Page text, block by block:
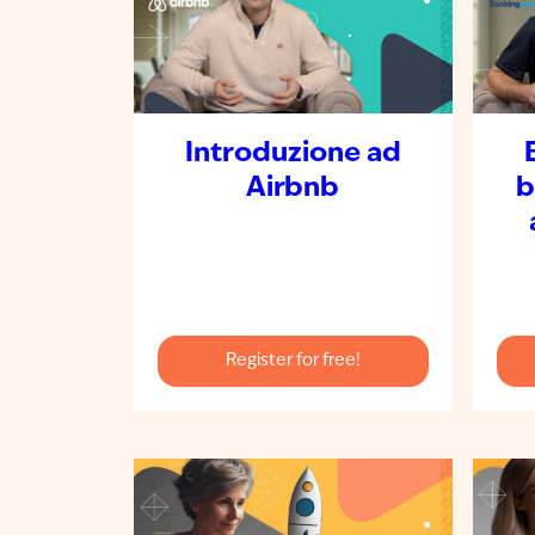
Introduzione ad
Airbnb
Register for free!